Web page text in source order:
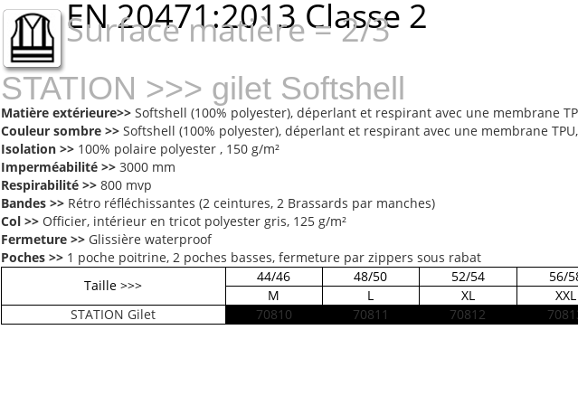
EN 20471:2013 Classe 2
Surface matière = 2/3
STATION >>> gilet Softshell
Matière extérieure>> Softshell (100% polyester), déperlant et respirant avec une membrane
Couleur sombre >> Softshell (100% polyester), déperlant et respirant avec une membrane
Isolation >> 100% polaire polyester , 150 g/m²
Imperméabilité >>3000 mm
Respirabilité >> 800 mvp
Bandes >>Rétro réfléchissantes (2 ceintures, 2 Brassards par manches)
Col >>Officier, intérieur en tricot polyester gris, 125 g/m²
Fermeture >>Glissière waterproof
Poches >>1 poche poitrine, 2 poches basses, fermeture par zippers sous rabat
Taille >>>
44/46 48/50 52/54 56/
M
L XL XXL
STATION Gilet
70810 70811 70812